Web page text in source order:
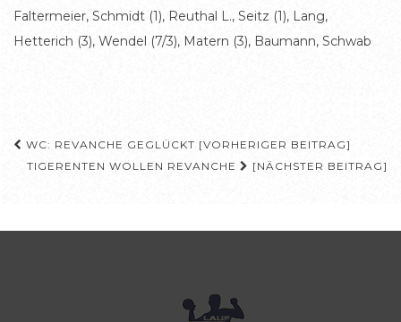
Faltermeier, Schmidt (1), Reuthal L., Seitz (1), Lang,
Hetterich (3), Wendel (7/3), Matern (3), Baumann, Schwab
Beitragsnavigation
WC: REVANCHE GEGLÜCKT [VORHERIGER BEITRAG]
TIGERENTEN WOLLEN REVANCHE
[NÄCHSTER BEITRAG]